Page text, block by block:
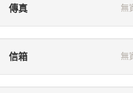
傳真 無
信箱 無